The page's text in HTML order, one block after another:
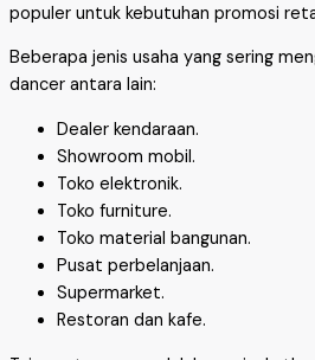
populer untuk kebutuhan promosi
Beberapa jenis usaha yang sering
dancer antara lain:
Dealer kendaraan.
Showroom mobil.
Toko elektronik.
Toko furniture.
Toko material bangunan.
Pusat perbelanjaan.
Supermarket.
Restoran dan kafe.